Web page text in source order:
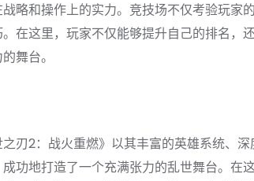
战略和操作上的实力。竞技场不仅考验玩家
在这里，玩家不仅能够提升自己的排名，
舞台。
之刃2：战火重燃》以其丰富的英雄系统、
成功地打造了一个充满张力的乱世舞台。在